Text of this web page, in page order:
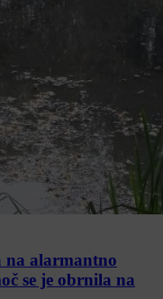
na alarmantno
se je obrnila na